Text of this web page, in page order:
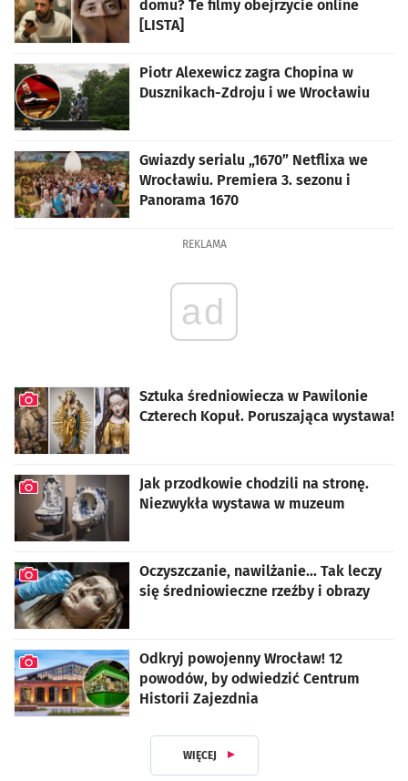
domu? Te filmy obejrzycie online
[LISTA]
Piotr Alexewicz zagra Chopina w
Dusznikach-Zdroju i we Wrocławiu
Gwiazdy serialu „1670” Netflixa we
Wrocławiu. Premiera 3. sezonu i
Panorama 1670
REKLAMA
ad
Sztuka średniowiecza w Pawilonie
Czterech Kopuł. Poruszająca wystawa!
Jak przodkowie chodzili na stronę.
Niezwykła wystawa w muzeum
Oczyszczanie, nawilżanie... Tak leczy
się średniowieczne rzeźby i obrazy
Odkryj powojenny Wrocław! 12
powodów, by odwiedzić Centrum
Historii Zajezdnia
WIĘCEJ Z DZIAŁU KULTURA I ROZRYWKA